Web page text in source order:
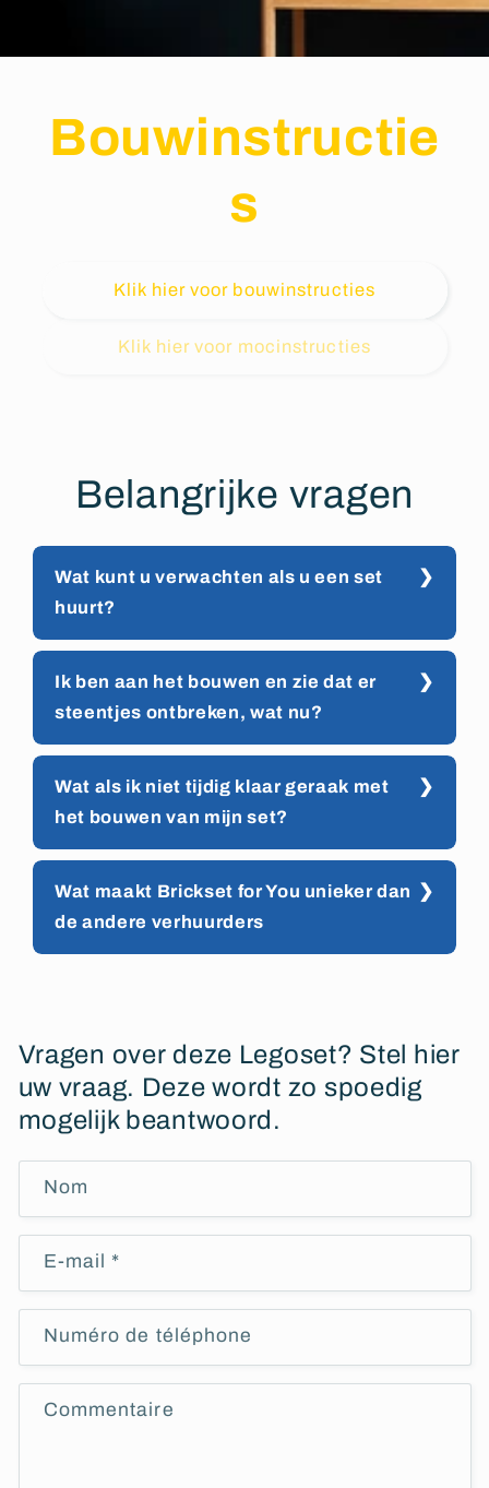
Bouwinstructie
s
Klik hier voor bouwinstructies
Klik hier voor mocinstructies
Belangrijke vragen
Wat kunt u verwachten als u een set
huurt?
Ik ben aan het bouwen en zie dat er
steentjes ontbreken, wat nu?
Wat als ik niet tijdig klaar geraak met
het bouwen van mijn set?
Wat maakt Brickset for You unieker dan
de andere verhuurders
Vragen over deze Legoset? Stel hier
uw vraag. Deze wordt zo spoedig
mogelijk beantwoord.
Nom
E-mail *
Numéro de téléphone
Commentaire